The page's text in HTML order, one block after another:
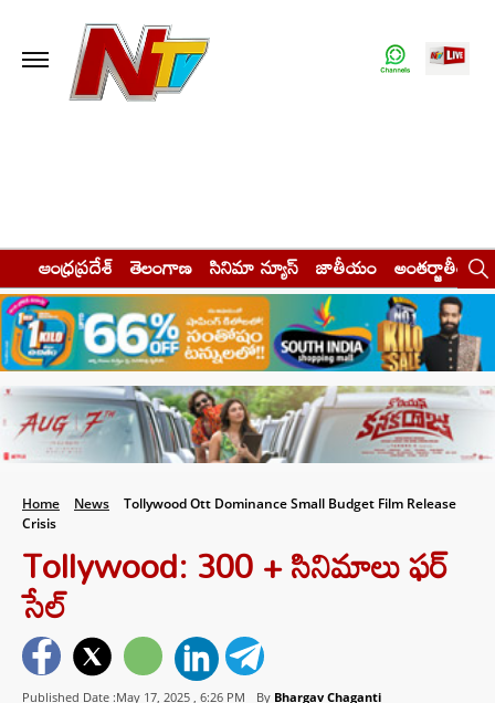
ఆంధ్రప్రదేశ్ తెలంగాణ సినిమా న్యూస్ జాతీయం అంతర్జాతీయం
Home News
Tollywood Ott Dominance Small Budget Film Release
Crisis
Tollywood: 300 + సినిమాలు ఫర్
సేల్
Published Date :May 17, 2025 , 6:26 PM By Bhargav Chaganti